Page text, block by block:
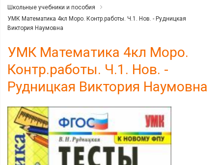
Школьные учебники и пособия
УМК Математика 4кл Моро. Контр.работы. Ч.1. Нов. - Рудницкая
Виктория Наумовна
УМК Математика 4кл Моро.
Контр.работы. Ч.1. Нов. -
Рудницкая Виктория Наумовна